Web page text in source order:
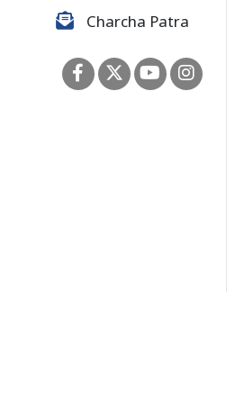
Charcha Patra